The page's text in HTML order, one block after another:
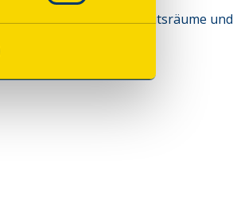
Wohn- und Arbeitsräume und
Wilhelm Raiffeisens.